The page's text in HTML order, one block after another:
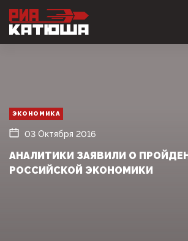
ЭКОНОМИКА
03 Октября 2016
АНАЛИТИКИ ЗАЯВИЛИ О
РОССИЙСКОЙ ЭКОНОМИКИ